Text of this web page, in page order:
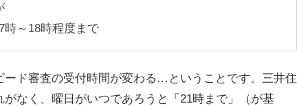
時～18時程度まで
ード審査の受付時間が変わる…ということです。三井住
なく、曜日がいつであろうと「21時まで」（が基